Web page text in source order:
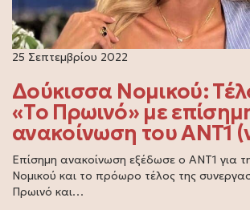
25 Σεπτεμβρίου 2022
Δούκισσα Νομικού:
«Το Πρωινό» με
ανακοίνωση του ΑΝΤ1
Επίσημη ανακοίνωση εξέδωσε ο ΑΝΤ1 για
Νομικού και το πρόωρο τέλος της
Πρωινό και…